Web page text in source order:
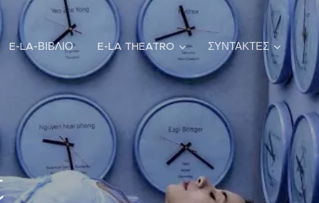
E-LA-ΒΙΒΛΙΟ E-LA THEATRO ΣΥΝΤΑΚΤΕΣ